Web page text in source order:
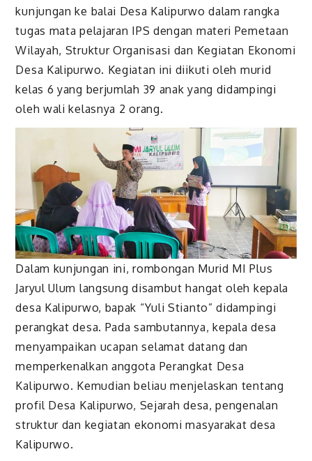
kunjungan ke balai Desa Kalipurwo dalam rangka
tugas mata pelajaran IPS dengan materi Pemetaan
Wilayah, Struktur Organisasi dan Kegiatan Ekonomi
Desa Kalipurwo. Kegiatan ini diikuti oleh murid
kelas 6 yang berjumlah 39 anak yang didampingi
oleh wali kelasnya 2 orang.
Dalam kunjungan ini, rombongan Murid MI Plus
Jaryul Ulum langsung disambut hangat oleh kepala
desa Kalipurwo, bapak “Yuli Stianto” didampingi
perangkat desa. Pada sambutannya, kepala desa
menyampaikan ucapan selamat datang dan
memperkenalkan anggota Perangkat Desa
Kalipurwo. Kemudian beliau menjelaskan tentang
profil Desa Kalipurwo, Sejarah desa, pengenalan
struktur dan kegiatan ekonomi masyarakat desa
Kalipurwo.